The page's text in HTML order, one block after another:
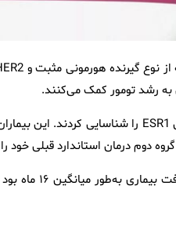
رشد تومور کمک می‌کنند.